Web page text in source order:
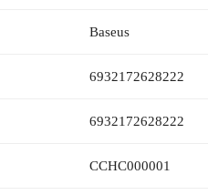
Baseus
6932172628222
6932172628222
CCHC000001